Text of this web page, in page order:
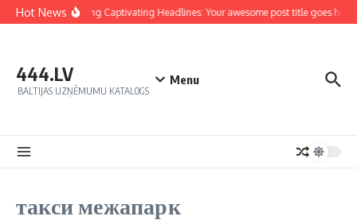
Hot NewsCrafting Captivating Headlines: Your awesome post title goes here
444.LV
BALTIJAS UZŅĒMUMU KATALOGS
Menu
такси межапарк